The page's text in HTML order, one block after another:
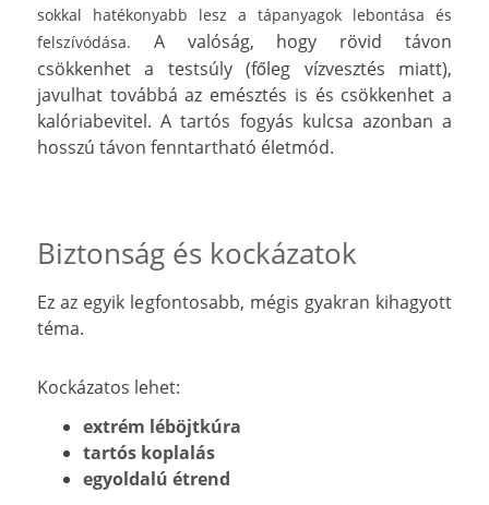
sokkal hatékonyabb lesz a tápanyagok lebontása és
felszívódása. A valóság, hogy rövid távon
csökkenhet a testsúly (főleg vízvesztés miatt),
javulhat továbbá az emésztés is és csökkenhet a
kalóriabevitel. A tartós fogyás kulcsa azonban a
hosszú távon fenntartható életmód.
Biztonság és kockázatok
Ez az egyik legfontosabb, mégis gyakran kihagyott
téma.
Kockázatos lehet:
extrém léböjtkúra
tartós koplalás
egyoldalú étrend